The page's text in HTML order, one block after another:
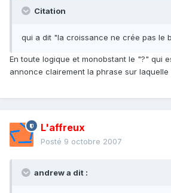
Citation
qui a dit "la croissance ne crée pas le
En toute logique et monobstant le "?" qui
annonce clairement la phrase sur laquelle
L'affreux
Posté 9 octobre 2007
andrew a dit :